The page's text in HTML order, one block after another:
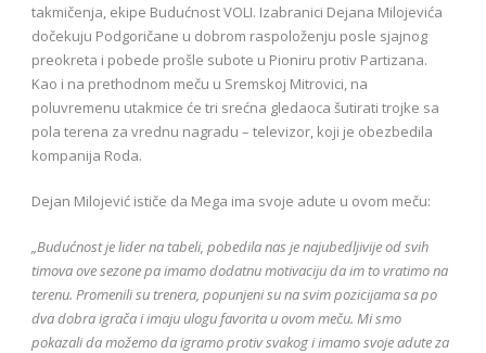
takmičenja, ekipe Budućnost VOLI. Izabranici Dejana Milojevića
dočekuju Podgoričane u dobrom raspoloženju posle sjajnog
preokreta i pobede prošle subote u Pioniru protiv Partizana.
Kao i na prethodnom meču u Sremskoj Mitrovici, na
poluvremenu utakmice će tri srećna gledaoca šutirati trojke sa
pola terena za vrednu nagradu – televizor, koji je obezbedila
kompanija Roda.
Dejan Milojević ističe da Mega ima svoje adute u ovom meču:
„Budućnost je lider na tabeli, pobedila nas je najubedljivije od svih
timova ove sezone pa imamo dodatnu motivaciju da im to vratimo na
terenu. Promenili su trenera, popunjeni su na svim pozicijama sa po
dva dobra igrača i imaju ulogu favorita u ovom meču. Mi smo
pokazali da možemo da igramo protiv svakog i imamo svoje adute za